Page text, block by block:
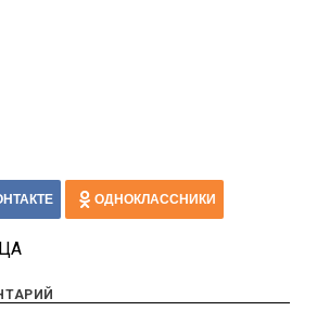
ОДНОКЛАССНИКИ